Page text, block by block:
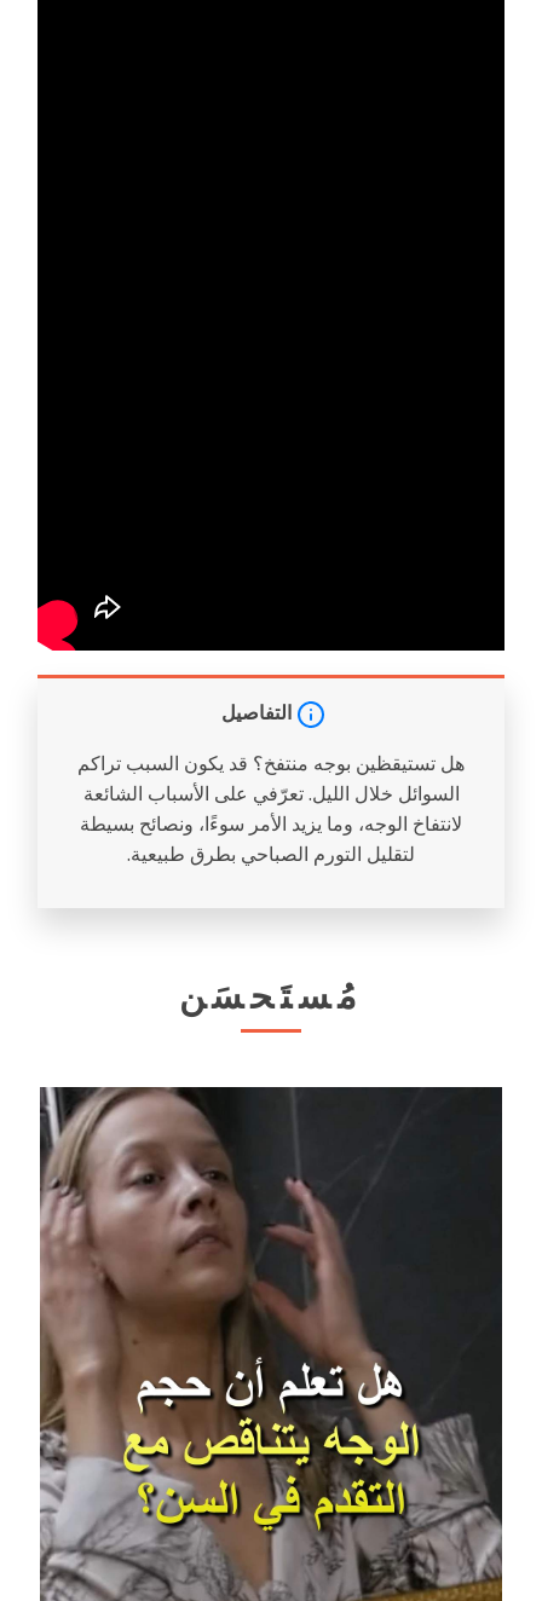
التفاصيل
هل تستيقظين بوجه منتفخ؟ قد يكون السبب تراكم
السوائل خلال الليل. تعرّفي على الأسباب الشائعة
لانتفاخ الوجه، وما يزيد الأمر سوءًا، ونصائح بسيطة
لتقليل التورم الصباحي بطرق طبيعية.
مُستَحسَن